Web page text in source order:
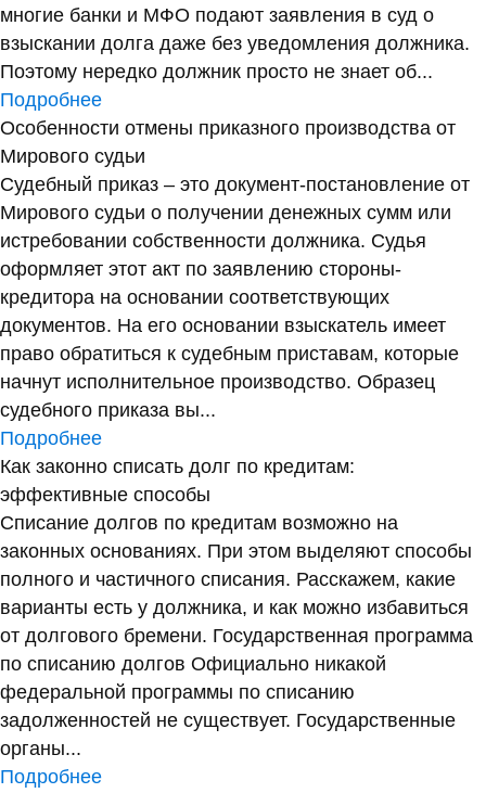
многие банки и МФО подают заявления в суд о
взыскании долга даже без уведомления должника.
Поэтому нередко должник просто не знает об...
Подробнее
Особенности отмены приказного производства от
Мирового судьи
Судебный приказ – это документ-постановление от
Мирового судьи о получении денежных сумм или
истребовании собственности должника. Судья
оформляет этот акт по заявлению стороны-
кредитора на основании соответствующих
документов. На его основании взыскатель имеет
право обратиться к судебным приставам, которые
начнут исполнительное производство. Образец
судебного приказа вы...
Подробнее
Как законно списать долг по кредитам:
эффективные способы
Списание долгов по кредитам возможно на
законных основаниях. При этом выделяют способы
полного и частичного списания. Расскажем, какие
варианты есть у должника, и как можно избавиться
от долгового бремени. Государственная программа
по списанию долгов Официально никакой
федеральной программы по списанию
задолженностей не существует. Государственные
органы...
Подробнее